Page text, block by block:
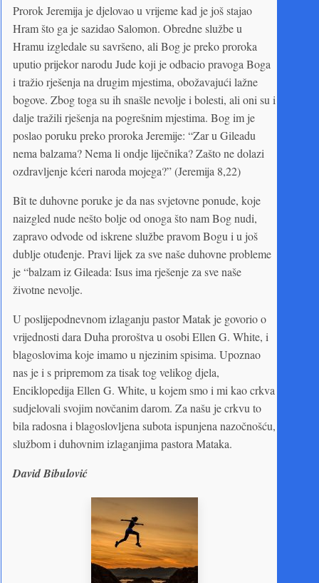
Prorok Jeremija je djelovao u vrijeme kad je još stajao
Hram što ga je sazidao Salomon. Obredne službe u
Hramu izgledale su savršeno, ali Bog je preko proroka
uputio prijekor narodu Jude koji je odbacio pravoga Boga
i tražio rješenja na drugim mjestima, obožavajući lažne
bogove. Zbog toga su ih snašle nevolje i bolesti, ali oni su i
dalje tražili rješenja na pogrešnim mjestima. Bog im je
poslao poruku preko proroka Jeremije: “Zar u Gileadu
nema balzama? Nema li ondje liječnika? Zašto ne dolazi
ozdravljenje kćeri naroda mojega?” (Jeremija 8,22)
Bît te duhovne poruke je da nas svjetovne ponude, koje
naizgled nude nešto bolje od onoga što nam Bog nudi,
zapravo odvode od iskrene službe pravom Bogu i u još
dublje otuđenje. Pravi lijek za sve naše duhovne probleme
je “balzam iz Gileada: Isus ima rješenje za sve naše
životne nevolje.
U poslijepodnevnom izlaganju pastor Matak je govorio o
vrijednosti dara Duha proroštva u osobi Ellen G. White, i
blagoslovima koje imamo u njezinim spisima. Upoznao
nas je i s pripremom za tisak tog velikog djela,
Enciklopedija Ellen G. White, u kojem smo i mi kao crkva
sudjelovali svojim novčanim darom. Za našu je crkvu to
bila radosna i blagoslovljena subota ispunjena nazočnošću,
službom i duhovnim izlaganjima pastora Mataka.
David Bibulović